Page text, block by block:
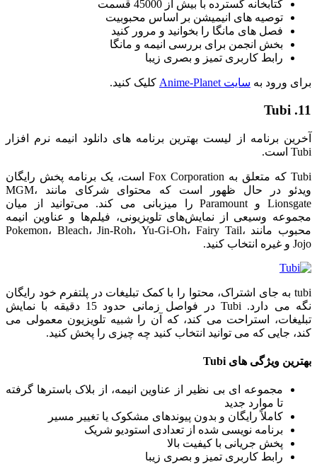
کتابخانه گسترده با بیش از 45000 قسمت
توصیه های انیمیشن بر اساس محبوبیت
فصل های مانگا را بخوانید و مرور کنید
بخش انجمن برای بررسی انیمه و مانگا
رابط کاربری تمیز و بصری زیبا
برای ورود به سایت Anime-Planet کلیک کنید.
11. Tubi
آخرین برنامه از لیست بهترین برنامه های دانلود انیمه نرم افزار
Tubi است.
Tubi که متعلق به Fox Corporation است، یک برنامه پخش رایگان
ویدئو در حال ظهور است که محتوای شرکای مانند MGM،
Lionsgate و Paramount را میزبانی می کند. می‌توانید از میان
مجموعه وسیعی از نمایش‌های تلویزیونی، فیلم‌ها و عناوین انیمه
محبوب مانند Pokemon، Bleach، Jin-Roh، Yu-Gi-Oh، Fairy Tail،
Jojo و غیره انتخاب کنید.
tubi به جای اشتراک، محتوا را با کمک تبلیغات در پلتفرم خود رایگان
نگه می دارد. Tubi در فواصل زمانی حدود 15 دقیقه با نمایش
تبلیغات، استراحت می کند، که آن را شبیه تلویزیون معمولی می
کند، جایی که می توانید انتخاب کنید چه چیزی را پخش کنید.
بهترین ویژگی های Tubi
مجموعه ای بی نظیر از عناوین انیمه، از بلاک باسترها گرفته
تا موارد جدید
کاملاً رایگان و بدون پیوندهای مشکوک یا تغییر مسیر
برنامه نویسی شده از تعدادی استودیو شریک
پخش جریانی با کیفیت بالا
رابط کاربری تمیز و بصری زیبا